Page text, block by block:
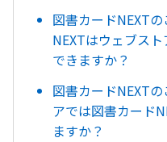
図書カードNEXT
NEXTはウェブス
できますか？
図書カードNEXT
アでは図書カード
ますか？